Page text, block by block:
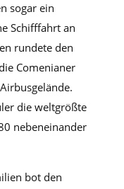
sogar ein
Schifffahrt an
rundete den
Comenianer
die weltgrößte
nebeneinander
bot den